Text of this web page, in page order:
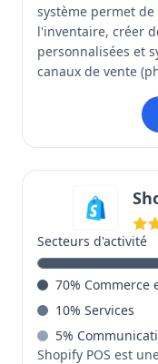
système permet
l'inventaire, créer
personnalisées et
canaux de vente
Secteurs d'activité
70% Commerce
10% Services
5%
Shopify POS est